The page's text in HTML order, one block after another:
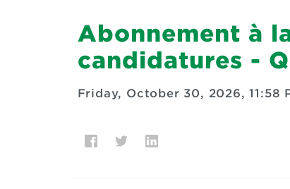
Abonnement à
candidatures -
Friday, October 30, 2026, 11:58